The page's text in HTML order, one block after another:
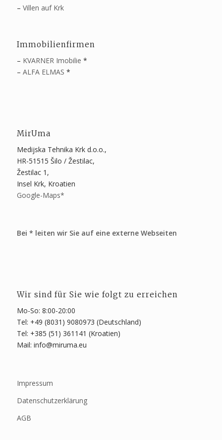
– Villen auf Krk
Immobilienfirmen
– KVARNER Imobilie *
– ALFA ELMAS *
MirUma
Medijska Tehnika Krk d.o.o.,
HR-51515 Šilo / Žestilac,
Žestilac 1,
Insel Krk, Kroatien
Google-Maps*
Bei * leiten wir Sie auf eine externe Webseiten
Wir sind für Sie wie folgt zu erreichen
Mo-So: 8:00-20:00
Tel: +49 (8031) 9080973 (Deutschland)
Tel: +385 (51) 361141 (Kroatien)
Mail: info@miruma.eu
Impressum
Datenschutzerklärung
AGB